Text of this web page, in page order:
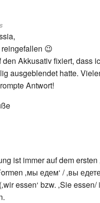
😉
den Akkusativ fixiert, dass
ausgeblendet hatte.
Antwort!
ist immer auf dem ersten
‚мы едем‘ / ‚вы
essen‘ bzw. ‚Sie essen/